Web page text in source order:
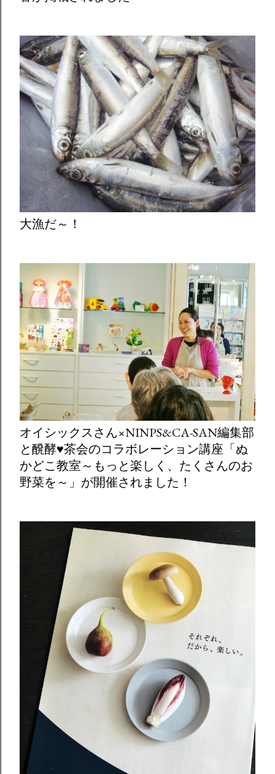
大漁だ～！
オイシックスさん×NINPS&CA-SAN編集部
と醗酵♥茶会のコラボレーション講座「ぬ
かどこ教室～もっと楽しく、たくさんのお
野菜を～」が開催されました！